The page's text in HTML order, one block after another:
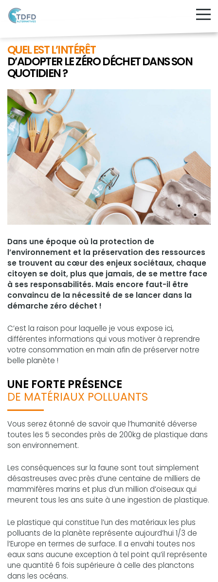
QUEL EST L’INTÉRÊT
D’ADOPTER LE ZÉRO DÉCHET DANS SON
QUOTIDIEN ?
Dans une époque où la protection de
l’environnement et la préservation des ressources
se trouvent au cœur des enjeux sociétaux, chaque
citoyen se doit, plus que jamais, de se mettre face
à ses responsabilités. Mais encore faut-il être
convaincu de la nécessité de se lancer dans la
démarche zéro déchet !
C’est la raison pour laquelle je vous expose ici,
différentes informations qui vous motiver à reprendre
votre consommation en main afin de préserver notre
belle planète !
UNE FORTE PRÉSENCE
DE MATÉRIAUX POLLUANTS
Vous serez étonné de savoir que l’humanité déverse
toutes les 5 secondes près de 200kg de plastique dans
son environnement.
Les conséquences sur la faune sont tout simplement
désastreuses avec près d’une centaine de milliers de
mammifères marins et plus d’un million d’oiseaux qui
meurent tous les ans suite à une ingestion de plastique.
Le plastique qui constitue l’un des matériaux les plus
polluants de la planète représente aujourd’hui 1/3 de
l’Europe en termes de surface. Il a envahi toutes nos
eaux sans aucune exception à tel point qu’il représente
une quantité 6 fois supérieure à celle des planctons
dans les océans.